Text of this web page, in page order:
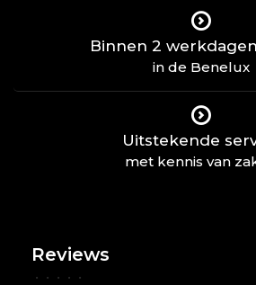
Binnen 2
in de Benelux
Uitstekende
met kennis van
Reviews
• • • • •